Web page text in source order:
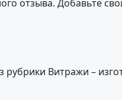
отзыва. Добавьте
Витражи –